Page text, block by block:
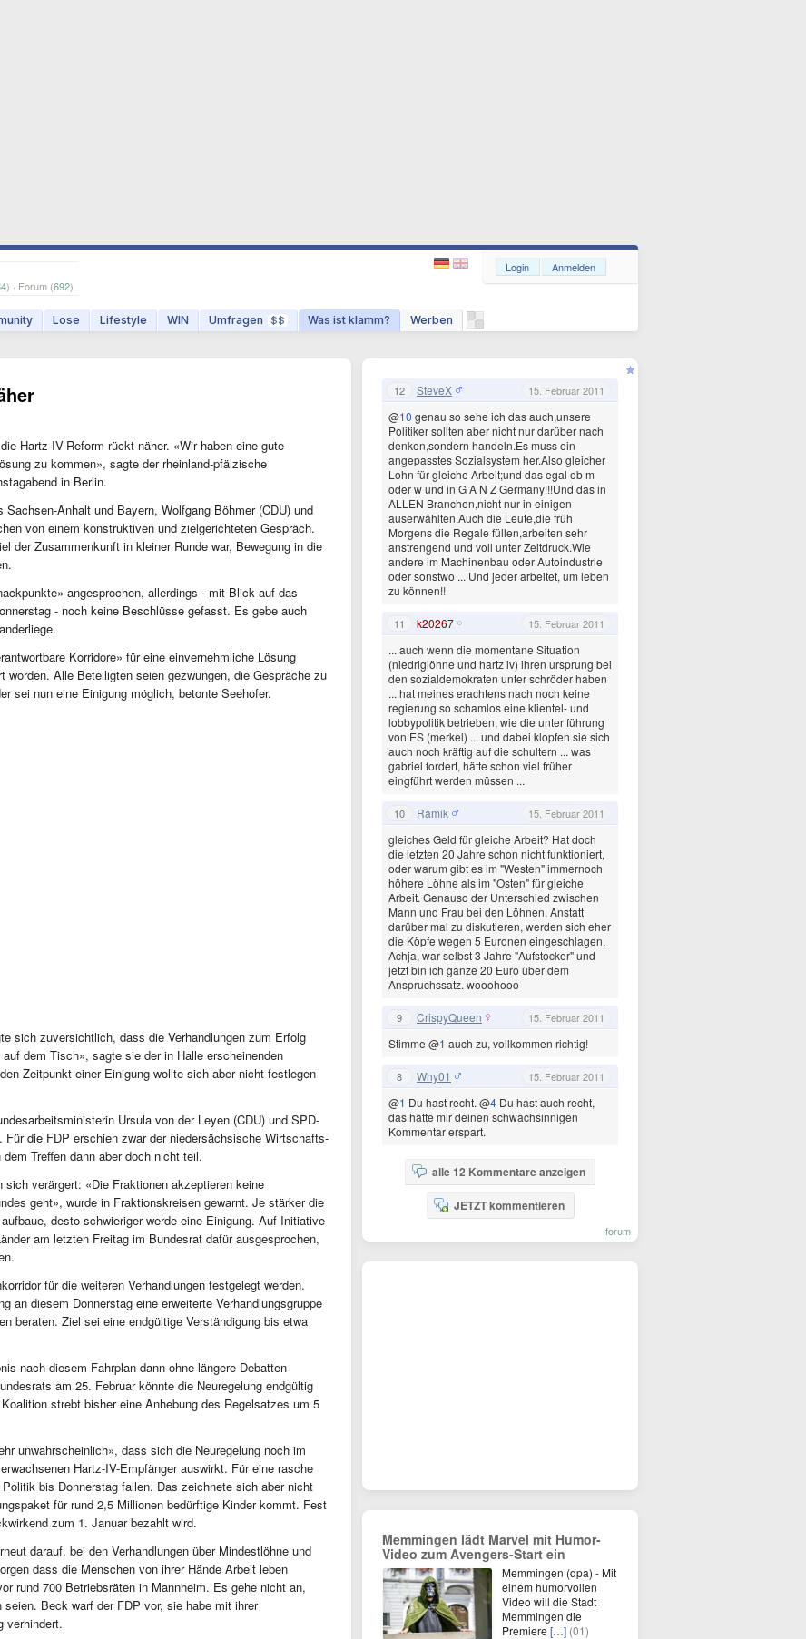
) · Forum (692)
Lose Lifestyle WIN Umfragen $$ Was ist klamm? Werben
Login Anmelden
Hartz-IV-Reform rückt näher. «Wir haben eine gute
zu kommen», sagte der rheinland-pfälzische
in Berlin.
Anhalt und Bayern, Wolfgang Böhmer (CDU) und
von einem konstruktiven und zielgerichteten Gespräch.
der Zusammenkunft in kleiner Runde war, Bewegung in die
angesprochen, allerdings - mit Blick auf das
- noch keine Beschlüsse gefasst. Es gebe auch
Korridore» für eine einvernehmliche Lösung
Alle Beteiligten seien gezwungen, die Gespräche zu
sei nun eine Einigung möglich, betonte Seehofer.
sich zuversichtlich, dass die Verhandlungen zum Erfolg
dem Tisch», sagte sie der in Halle erscheinenden
Zeitpunkt einer Einigung wollte sich aber nicht festlegen
Ursula von der Leyen (CDU) und SPD-
die FDP erschien zwar der niedersächsische Wirtschafts-
Treffen dann aber doch nicht teil.
verärgert: «Die Fraktionen akzeptieren keine
geht», wurde in Fraktionskreisen gewarnt. Je stärker die
desto schwieriger werde eine Einigung. Auf Initiative
am letzten Freitag im Bundesrat dafür ausgesprochen,
für die weiteren Verhandlungen festgelegt werden.
an diesem Donnerstag eine erweiterte Verhandlungsgruppe
beraten. Ziel sei eine endgültige Verständigung bis etwa
nach diesem Fahrplan dann ohne längere Debatten
am 25. Februar könnte die Neuregelung endgültig
strebt bisher eine Anhebung des Regelsatzes um 5
unwahrscheinlich», dass sich die Neuregelung noch im
Hartz-IV-Empfänger auswirkt. Für eine rasche
bis Donnerstag fallen. Das zeichnete sich aber nicht
für rund 2,5 Millionen bedürftige Kinder kommt. Fest
zum 1. Januar bezahlt wird.
darauf, bei den Verhandlungen über Mindestlöhne und
dass die Menschen von ihrer Hände Arbeit leben
rund 700 Betriebsräten in Mannheim. Es gehe nicht an,
Beck warf der FDP vor, sie habe mit ihrer
verhindert.
12 SteveX 15. Februar 2011
@10 genau so sehe ich das auch,unsere
Politiker sollten aber nicht nur darüber nach
denken,sondern handeln.Es muss ein
angepasstes Sozialsystem her.Also gleicher
Lohn für gleiche Arbeit;und das egal ob m
oder w und in G A N Z Germany!!!Und das in
ALLEN Branchen,nicht nur in einigen
auserwählten.Auch die Leute,die früh
Morgens die Regale füllen,arbeiten sehr
anstrengend und voll unter Zeitdruck.Wie
andere im Machinenbau oder Autoindustrie
oder sonstwo ... Und jeder arbeitet, um leben
zu können!!
11 k20267 15. Februar 2011
... auch wenn die momentane Situation
(niedriglöhne und hartz iv) ihren ursprung bei
den sozialdemokraten unter schröder haben
... hat meines erachtens nach noch keine
regierung so schamlos eine klientel- und
lobbypolitik betrieben, wie die unter führung
von ES (merkel) ... und dabei klopfen sie sich
auch noch kräftig auf die schultern ... was
gabriel fordert, hätte schon viel früher
eingführt werden müssen ...
10 Ramik 15. Februar 2011
gleiches Geld für gleiche Arbeit? Hat doch
die letzten 20 Jahre schon nicht funktioniert,
oder warum gibt es im "Westen" immernoch
höhere Löhne als im "Osten" für gleiche
Arbeit. Genauso der Unterschied zwischen
Mann und Frau bei den Löhnen. Anstatt
darüber mal zu diskutieren, werden sich eher
die Köpfe wegen 5 Euronen eingeschlagen.
Achja, war selbst 3 Jahre "Aufstocker" und
jetzt bin ich ganze 20 Euro über dem
Anspruchssatz. wooohooo
9 CrispyQueen 15. Februar 2011
Stimme @1 auch zu, vollkommen richtig!
8 Why01 15. Februar 2011
@1 Du hast recht. @4 Du hast auch recht,
das hätte mir deinen schwachsinnigen
Kommentar erspart.
alle 12 Kommentare anzeigen
JETZT kommentieren
forum
Memmingen lädt Marvel mit Humor-
Video zum Avengers-Start ein
Memmingen (dpa) - Mit
einem humorvollen
Video will die Stadt
Memmingen die
Premiere […] (01)